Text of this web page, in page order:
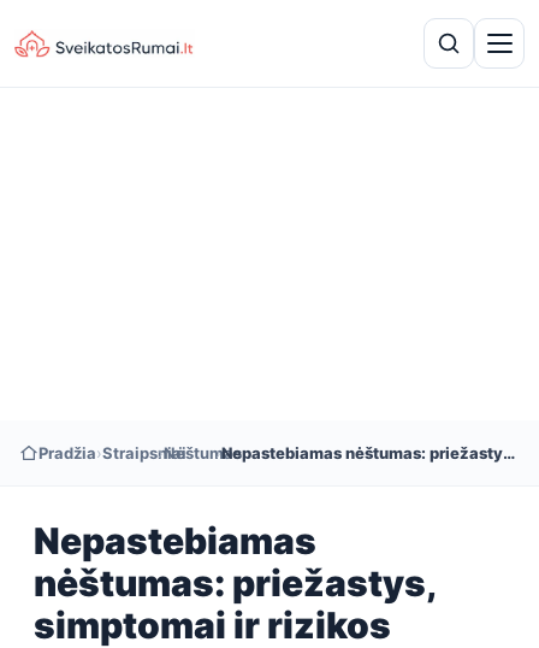
Pradžia›Straipsniai
›Nėštumas
› Nepastebiamas nėštumas: priežastys, simptomai ir rizikos
Nepastebiamas
nėštumas: priežastys,
simptomai ir rizikos